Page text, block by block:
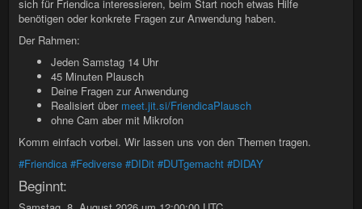
sich für Friendica interessieren, beim Start noch etwas Hilfe
benötigen oder konkrete Fragen zur Anwendung haben.
Der Rahmen:
Jeden Samstag 14 Uhr
45 Minuten Plausch
Deine Fragen zur Anwendung
Realisiert über meet.jit.si/FriendicaPlausch
ohne Cam aber mit Mikrofon
Komm einfach vorbei. Wir lassen uns von den Themen tragen.
#Friendica #Fediverse #DIDit #DUTgemacht #DIDAY
Beginnt: